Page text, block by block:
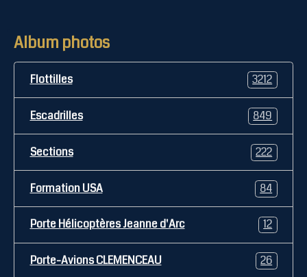
Album photos
Flottilles 3212
Escadrilles 849
Sections 222
Formation USA 84
Porte Hélicoptères Jeanne d'Arc 12
Porte-Avions CLEMENCEAU 26